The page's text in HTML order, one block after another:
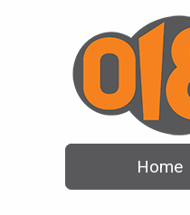
Home